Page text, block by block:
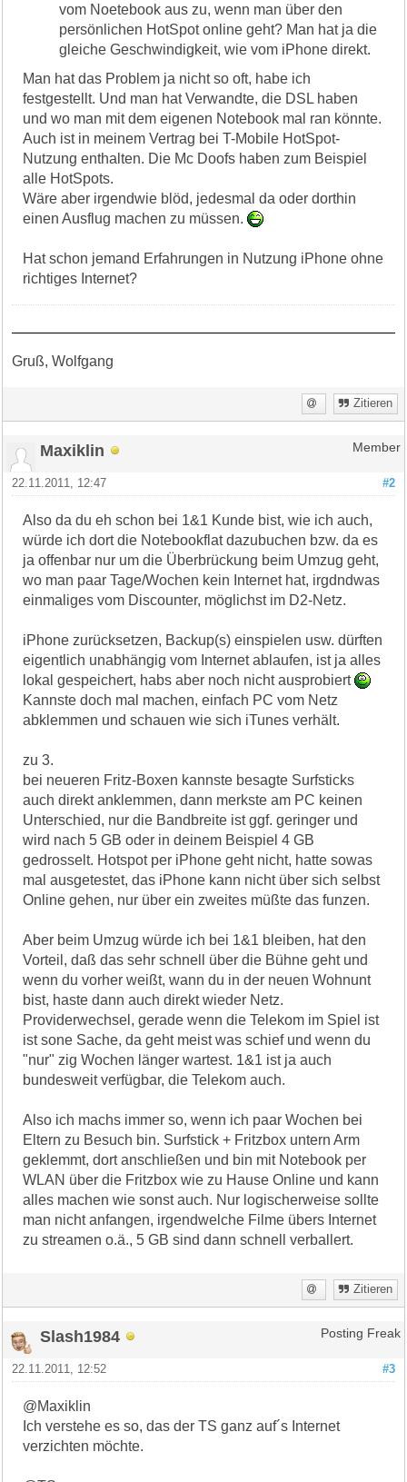
vom Noetebook aus zu, wenn man über den
persönlichen HotSpot online geht? Man hat ja die
gleiche Geschwindigkeit, wie vom iPhone direkt.
Man hat das Problem ja nicht so oft, habe ich
festgestellt. Und man hat Verwandte, die DSL haben
und wo man mit dem eigenen Notebook mal ran könnte.
Auch ist in meinem Vertrag bei T-Mobile HotSpot-
Nutzung enthalten. Die Mc Doofs haben zum Beispiel
alle HotSpots.
Wäre aber irgendwie blöd, jedesmal da oder dorthin
einen Ausflug machen zu müssen.
Hat schon jemand Erfahrungen in Nutzung iPhone ohne
richtiges Internet?
Gruß, Wolfgang
Zitieren
Maxiklin Member
#2
22.11.2011, 12:47
Also da du eh schon bei 1&1 Kunde bist, wie ich auch,
würde ich dort die Notebookflat dazubuchen bzw. da es
ja offenbar nur um die Überbrückung beim Umzug geht,
wo man paar Tage/Wochen kein Internet hat, irgdndwas
einmaliges vom Discounter, möglichst im D2-Netz.
iPhone zurücksetzen, Backup(s) einspielen usw. dürften
eigentlich unabhängig vom Internet ablaufen, ist ja alles
lokal gespeichert, habs aber noch nicht ausprobiert
Kannste doch mal machen, einfach PC vom Netz
abklemmen und schauen wie sich iTunes verhält.
zu 3.
bei neueren Fritz-Boxen kannste besagte Surfsticks
auch direkt anklemmen, dann merkste am PC keinen
Unterschied, nur die Bandbreite ist ggf. geringer und
wird nach 5 GB oder in deinem Beispiel 4 GB
gedrosselt. Hotspot per iPhone geht nicht, hatte sowas
mal ausgetestet, das iPhone kann nicht über sich selbst
Online gehen, nur über ein zweites müßte das funzen.
Aber beim Umzug würde ich bei 1&1 bleiben, hat den
Vorteil, daß das sehr schnell über die Bühne geht und
wenn du vorher weißt, wann du in der neuen Wohnunt
bist, haste dann auch direkt wieder Netz.
Providerwechsel, gerade wenn die Telekom im Spiel ist
ist sone Sache, da geht meist was schief und wenn du
"nur" zig Wochen länger wartest. 1&1 ist ja auch
bundesweit verfügbar, die Telekom auch.
Also ich machs immer so, wenn ich paar Wochen bei
Eltern zu Besuch bin. Surfstick + Fritzbox untern Arm
geklemmt, dort anschließen und bin mit Notebook per
WLAN über die Fritzbox wie zu Hause Online und kann
alles machen wie sonst auch. Nur logischerweise sollte
man nicht anfangen, irgendwelche Filme übers Internet
zu streamen o.ä., 5 GB sind dann schnell verballert.
Zitieren
Slash1984 Posting Freak
#3
22.11.2011, 12:52
@Maxiklin
Ich verstehe es so, das der TS ganz auf´s Internet
verzichten möchte.